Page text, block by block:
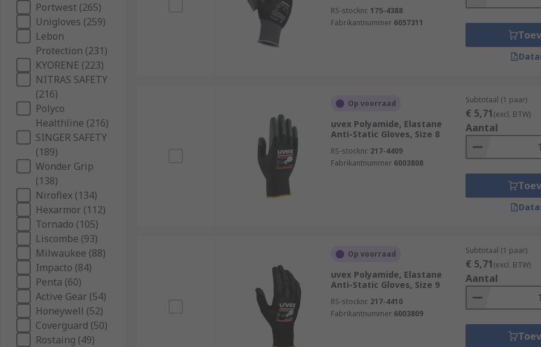
Portwest (265)
Unigloves (259)
Lebon
Protection (231)
KYORENE (223)
NITRAS SAFETY
(216)
Polyco
Healthline (216)
SINGER SAFETY
(189)
Wonder Grip
(138)
Niroflex (134)
Hexarmor (112)
Tornado (105)
Liscombe (93)
Milwaukee (88)
Impacto (84)
Penta (60)
Active Gear (54)
Honeywell (52)
Coverguard (50)
Rostaing (49)
RS-stocknr. 175-4388
Fabrikantnummer 6057311
Op voorraad
uvex Polyamide, Elastane
Anti-Static Gloves, Size 8
RS-stocknr. 217-4409
Fabrikantnummer 6003808
Subtotaal (1 paar)
€ 5,71(excl. BTW)
Aantal
Op voorraad
uvex Polyamide, Elastane
Anti-Static Gloves, Size 9
RS-stocknr. 217-4410
Fabrikantnummer 6003809
Subtotaal (1 paar)
€ 5,71(excl. BTW)
Aantal